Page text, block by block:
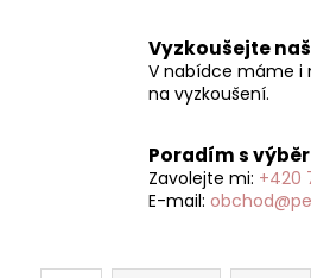
Vyzkoušejte
V nabídce máme i
na vyzkoušení.
Poradím s
Zavolejte mi: +420
E-mail: